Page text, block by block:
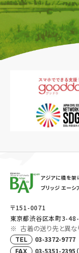
アジアに橋を
ブリッジ エーシ
〒151-0071
東京都渋谷区本町3-
古着の送り先と異な
TEL 03-3372-9777
FAX 03-5351-2395